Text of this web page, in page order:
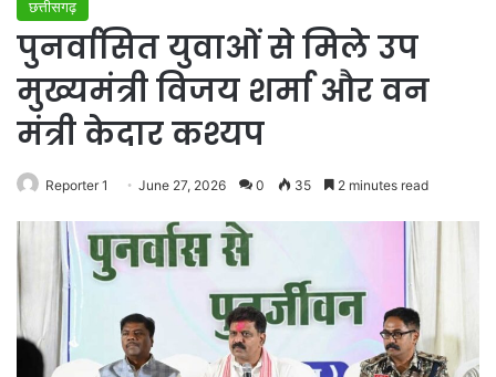
छत्तीसगढ़
पुनर्वासित युवाओं से मिले उप
मुख्यमंत्री विजय शर्मा और वन
मंत्री केदार कश्यप
Reporter 1 June 27, 2026 0 35 2 minutes read